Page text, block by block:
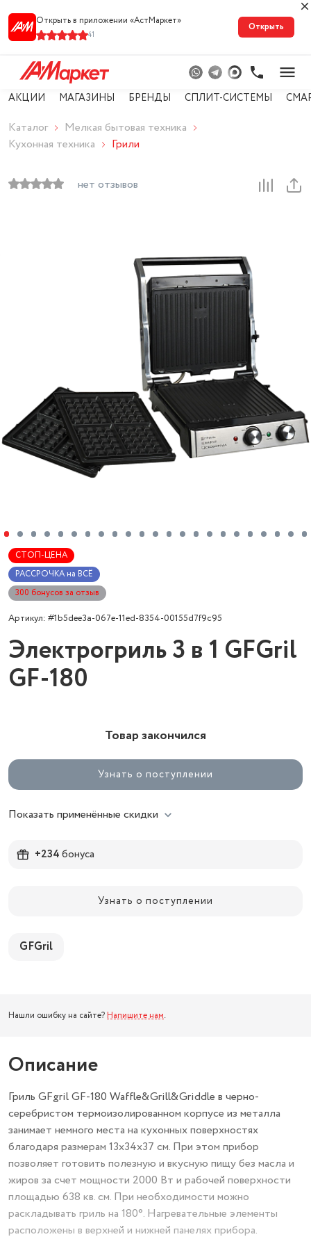
Открыть в приложении «АстМарке‪т‬»
41
Открыть
АКЦИИ МАГАЗИНЫ БРЕНДЫ СПЛИТ-СИСТЕМЫ
Каталог
Мелкая бытовая техника
Кухонная техника
Грили
нет отзывов
СТОП-ЦЕНА
РАССРОЧКА на ВСЁ
300 бонусов за отзыв
Артикул: #1b5dee3a-067e-11ed-8354-00155d7f9c95
Электрогриль 3 в 1 GFGril
GF-180
Товар закончился
Узнать о поступлении
Показать применённые скидки
+234бонуса
Узнать о поступлении
GFGril
Нашли ошибку на сайте? Напишите нам.
Описание
Гриль GFgril GF-180 Waffle&Grill&Griddle в черно-
серебристом термоизолированном корпусе из металла
занимает немного места на кухонных поверхностях
благодаря размерам 13x34x37 см. При этом прибор
позволяет готовить полезную и вкусную пищу без масла и
жиров за счет мощности 2000 Вт и рабочей поверхности
площадью 638 кв. см. При необходимости можно
раскладывать гриль на 180°. Нагревательные элементы
расположены в верхней и нижней панелях прибора.